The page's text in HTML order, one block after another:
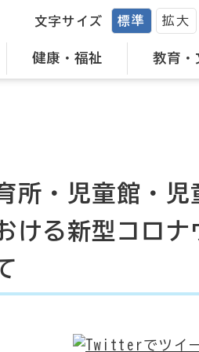
健康・福祉 教育・
文字サイズ 標準 拡大
所・児童館・児
ける新型コロナ